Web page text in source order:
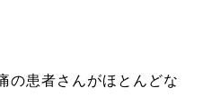
の患者さんがほとんどな